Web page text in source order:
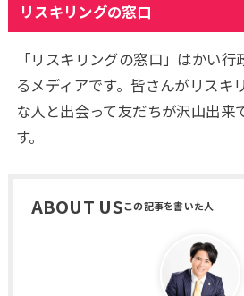
リスキリングの窓口
「リスキリングの窓口」はかい
るメディアです。皆さんがリスキ
な人と出会って友だちが沢山出来
す。
ABOUT US